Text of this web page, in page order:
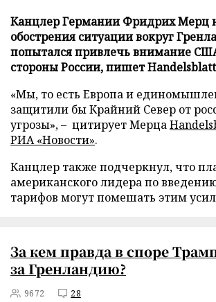
Канцлер Германии Фридрих Мерц
обострения ситуации вокруг
попытался привлечь внимание США
стороны России, пишет
«Мы, то есть Европа и
защитили бы Крайний Север от
угрозы», – цитирует Мерца
РИА «Новости».
Канцлер также подчеркнул, что
американского лидера по
тарифов могут помешать этим
За кем правда в споре
за Гренландию?
9672 28